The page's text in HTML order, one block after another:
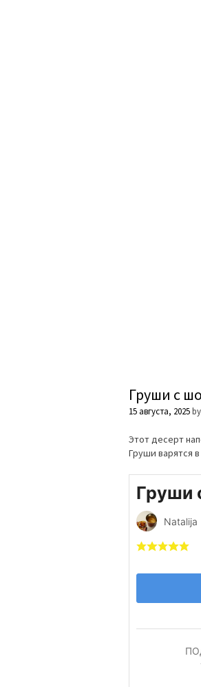
Груши с
15 августа, 2025by
Этот десерт
Груши варятся
Груши
Natalija